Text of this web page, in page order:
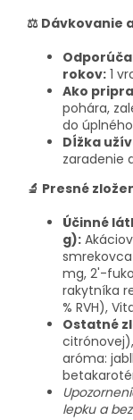
⚖️ Dávkovanie
rokov: 1
Ako
pohára,
do
Dĺžka
zaradenie
🔬 Presné
Účinné
g):
mg, 2'-
rakytníka
% RVH),
Ostatné
aróma:
lepku a